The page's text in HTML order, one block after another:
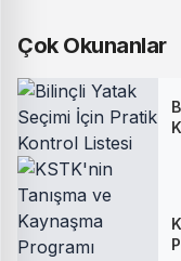
Çok Okunanlar